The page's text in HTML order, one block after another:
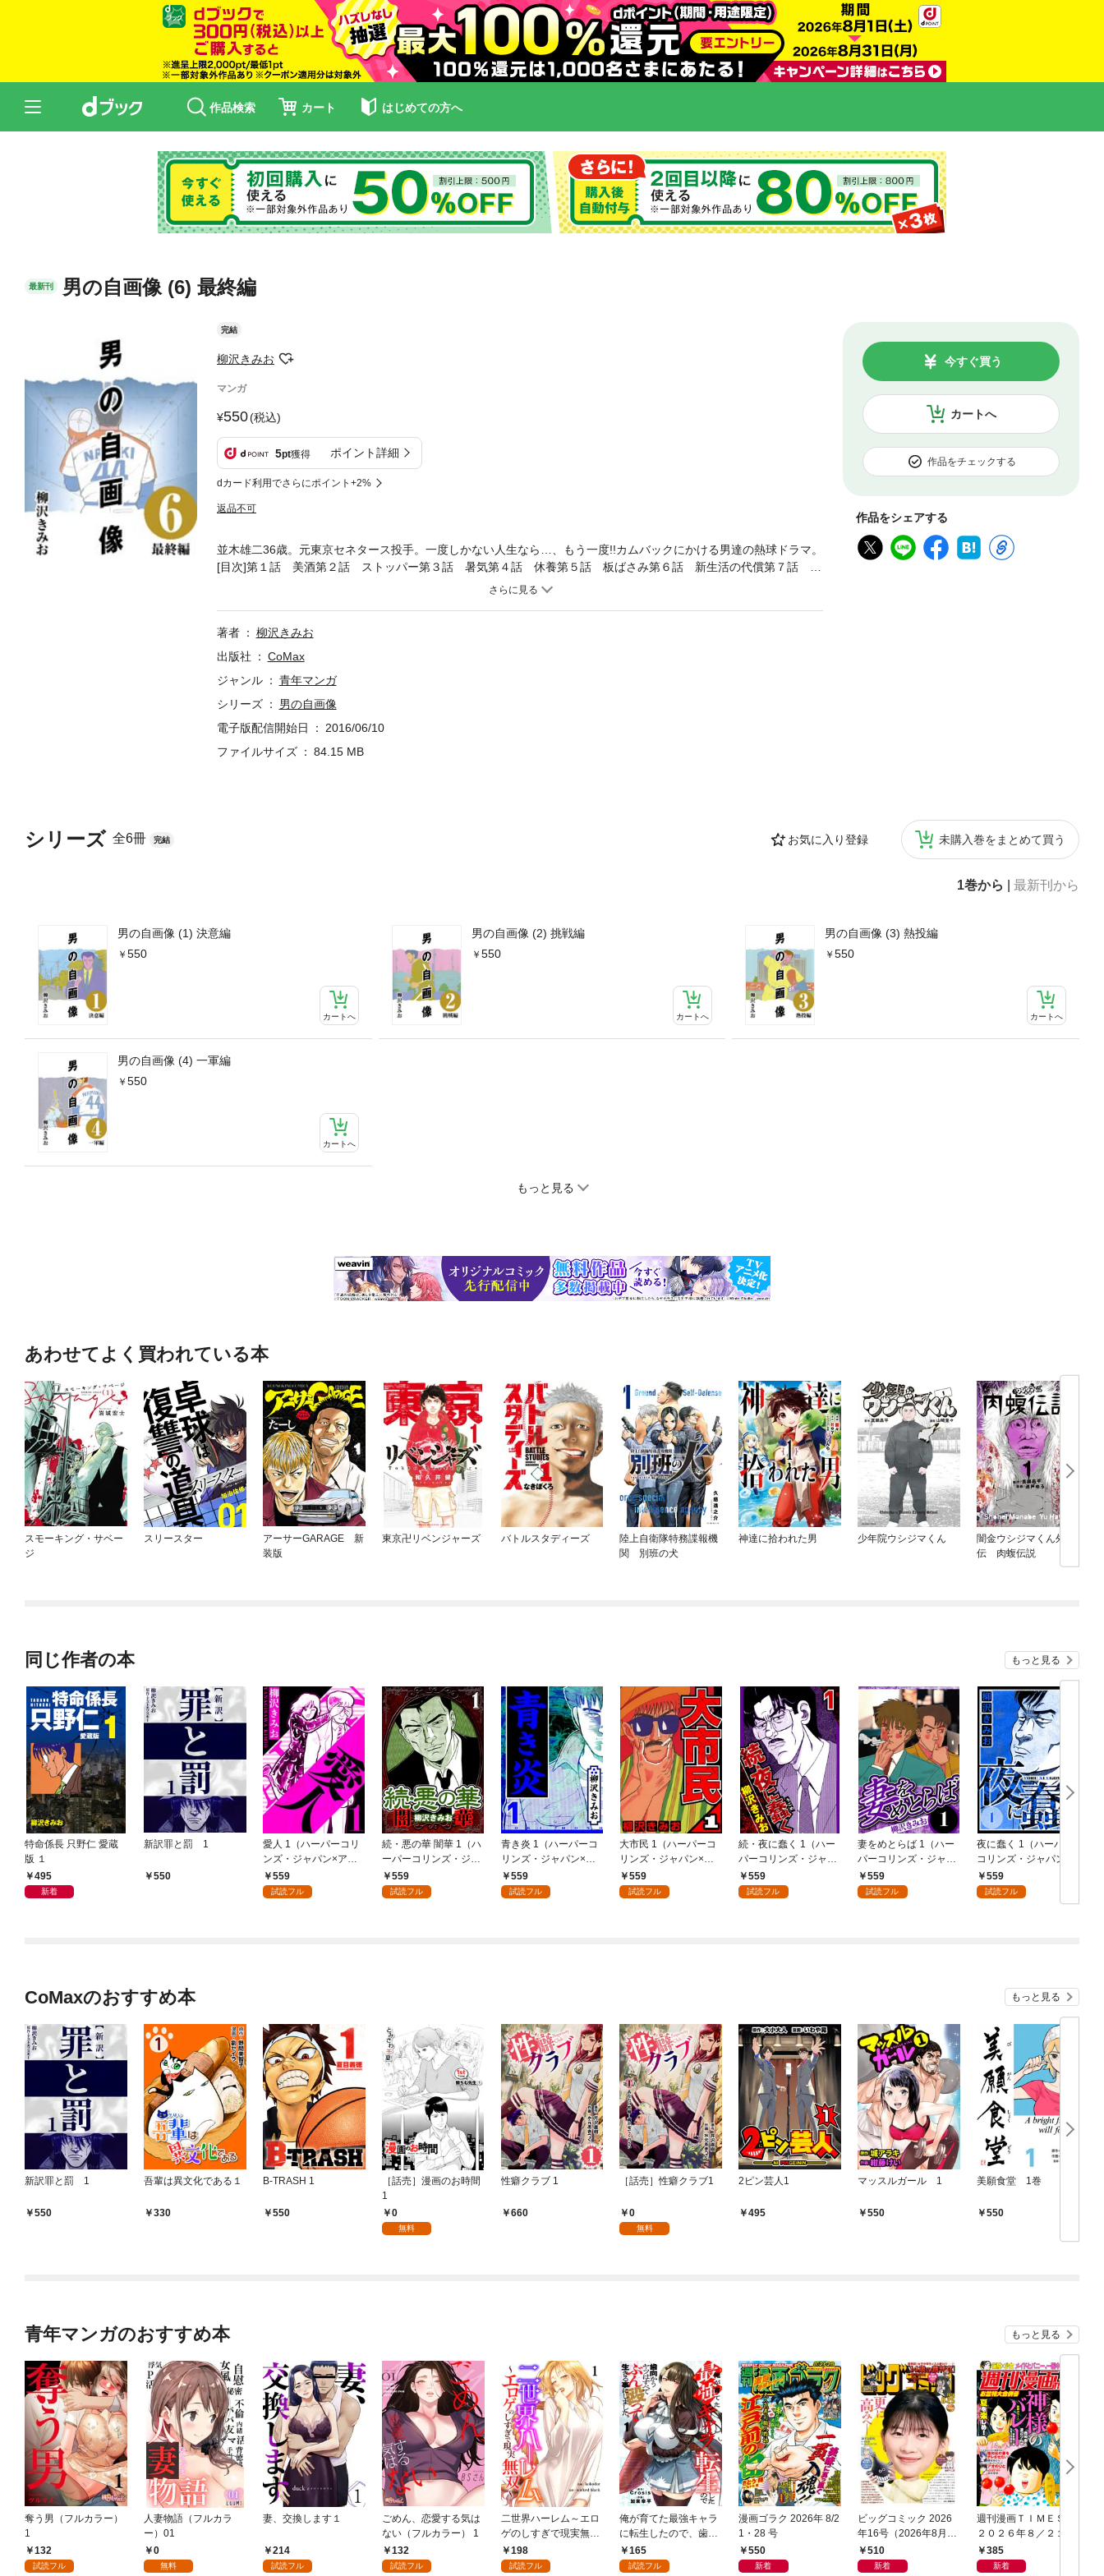
作品検索 カート はじめての方へ
最新刊 男の自画像 (6) 最終編
完結
柳沢きみお
マンガ
550(税込)
5pt獲得 ポイント詳細
dカード利用でさらにポイント+2%
返品不可
カートへ
今すぐ買う
作品をチェックする
作品をシェアする
シリーズ 全6冊 完結 お気に入り登録 未購入巻をまとめて買う
1巻から 最新刊から
男の自画像 (1) 決意編
550
カートへ
男の自画像 (2) 挑戦編
550
カートへ
男の自画像 (3) 熱投編
550
カートへ
男の自画像 (4) 一軍編
550
カートへ
もっと見る
並木雄二36歳。元東京セネタース投手。一度しかない人生なら…、もう一度!!カムバックにかける男達の熱球ドラマ。
[目次]第１話 美酒第２話 ストッパー第３話 暑気第４話 休養第５話 板ばさみ第６話 新生活の代償第７話 山
脇先発第８話 切り札第９話 ライバル第10話 新たなる道
著者
柳沢きみお
出版社
CoMax
ジャンル
青年マンガ
シリーズ
男の自画像
電子版配信開始日
2016/06/10
ファイルサイズ
84.15 MB
あわせてよく買われている本
スモーキング・サベー
ジ
スリースター
アーサーGARAGE 新
装版
東京卍リベンジャーズ バトルスタディーズ
陸上自衛隊特務諜報機
関 別班の犬
神達に拾われた男 少年院ウシジマくん
闇金ウシジマくん外
伝 肉蝮伝説
同じ作者の本 もっと見る
特命係長 只野仁 愛蔵
版 １
495
新着
新訳罪と罰 1
550
愛人 1（ハーパーコリ
ンズ・ジャパン×アル
ト出版）
559
試読フル
続・悪の華 闇華 1（ハ
ーパーコリンズ・ジャ
パン×アルト出版）
559
試読フル
青き炎 1（ハーパーコ
リンズ・ジャパン×ア
ルト出版）
559
試読フル
大市民 1（ハーパーコ
リンズ・ジャパン×ア
ルト出版）
559
試読フル
続・夜に蠢く 1（ハー
パーコリンズ・ジャパ
ン×アルト出版）
559
試読フル
妻をめとらば 1（ハー
パーコリンズ・ジャパ
ン×アルト出版）
559
試読フル
夜に蠢く 1（ハーパー
コリンズ・ジャパン×
アルト出版）
559
試読フル
CoMaxのおすすめ本 もっと見る
新訳罪と罰 1
550
吾輩は異文化である１
330
B-TRASH 1
550
［話売］漫画のお時間
1
0
無料
性癖クラブ 1
660
［話売］性癖クラブ1
0
無料
2ピン芸人1
495
マッスルガール 1
550
美願食堂 1巻
550
青年マンガのおすすめ本 もっと見る
奪う男（フルカラー）
1
132
試読フル
人妻物語（フルカラ
ー）01
0
無料
妻、交換します１
214
試読フル
ごめん、恋愛する気は
ない（フルカラー） 1
132
試読フル
二世界ハーレム～エロ
ゲのしすぎで現実無双
～１198
試読フル
俺が育てた最強キャラ
に転生したので、歯向
かうヤツはすべてぶん
殴って生きる事にしま
165
試読フル
漫画ゴラク 2026年 8/2
1・28 号
550
新着
ビッグコミック 2026
年16号（2026年8月7
日発売）
510
新着
週刊漫画ＴＩＭＥＳ
２０２６年８／２１・
２８合併号
385
新着